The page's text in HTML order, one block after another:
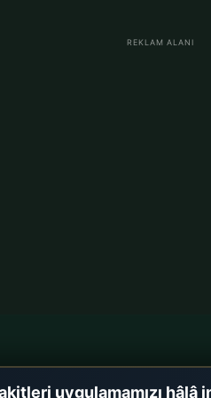
REKLAM ALANI
uygulamamızı hâlâ